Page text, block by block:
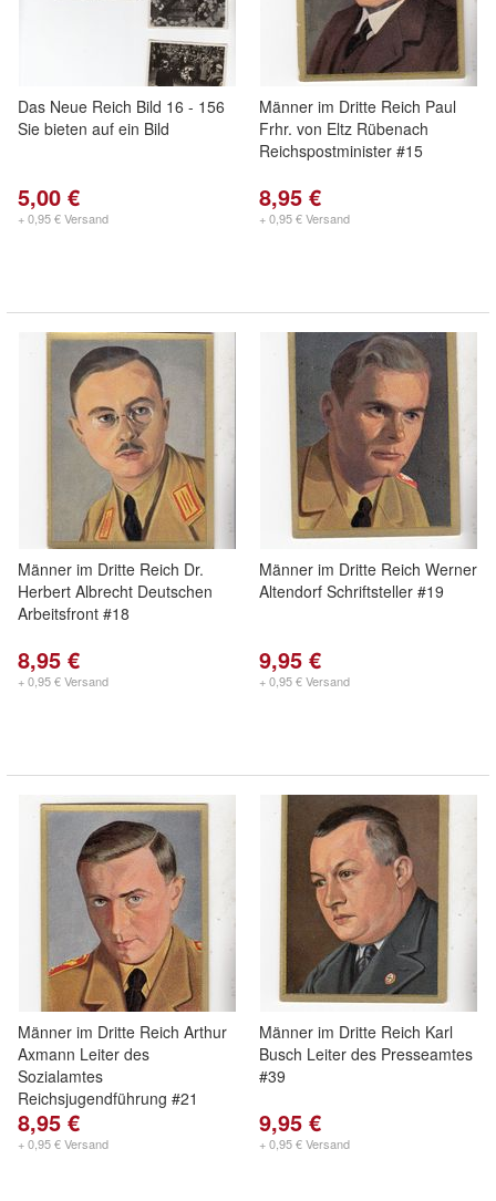
Das Neue Reich Bild 16 - 156
Sie bieten auf ein Bild
5,00 €
+ 0,95 € Versand
Männer im Dritte Reich Paul
Frhr. von Eltz Rübenach
Reichspostminister #15
8,95 €
+ 0,95 € Versand
Männer im Dritte Reich Dr.
Herbert Albrecht Deutschen
Arbeitsfront #18
8,95 €
+ 0,95 € Versand
Männer im Dritte Reich Werner
Altendorf Schriftsteller #19
9,95 €
+ 0,95 € Versand
Männer im Dritte Reich Arthur
Axmann Leiter des
Sozialamtes
Reichsjugendführung #21
8,95 €
+ 0,95 € Versand
Männer im Dritte Reich Karl
Busch Leiter des Presseamtes
#39
9,95 €
+ 0,95 € Versand